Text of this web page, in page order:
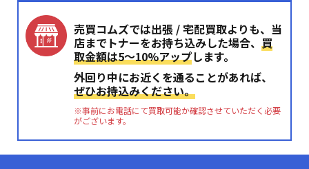
売買コムズでは出張 / 宅配買取よりも、当
店までトナーをお持ち込みした場合、買
取金額は5〜10%アップします。
外回り中にお近くを通ることがあれば、
ぜひお持込みください。
※事前にお電話にて買取可能か確認させていただく必要
がございます。